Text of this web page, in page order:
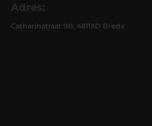
Adres:
Catharinatraat 9B, 4811XD Breda